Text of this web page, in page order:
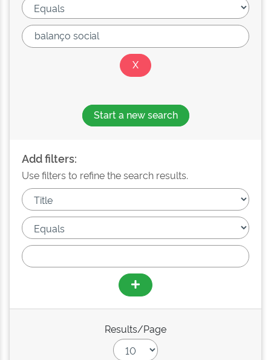
Start a new search
Add filters:
Use filters to refine the search results.
Results/Page